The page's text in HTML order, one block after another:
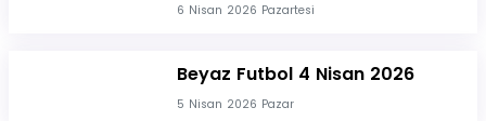
6 Nisan 2026 Pazartesi
Beyaz Futbol 4 Nisan 2026
5 Nisan 2026 Pazar